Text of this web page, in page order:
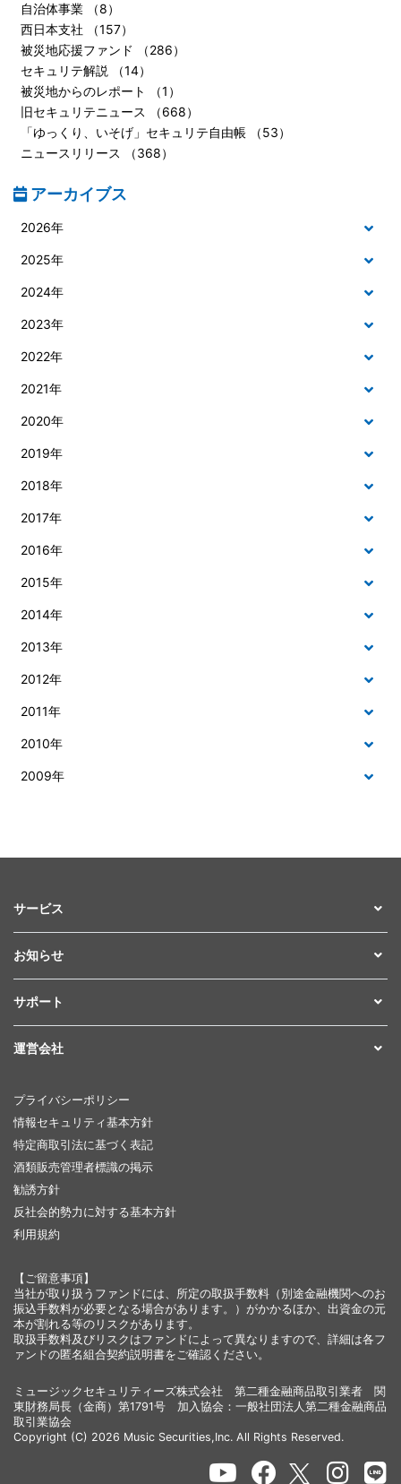
自治体事業 （8）
西日本支社 （157）
被災地応援ファンド （286）
セキュリテ解説 （14）
被災地からのレポート （1）
旧セキュリテニュース （668）
「ゆっくり、いそげ」セキュリテ自由帳 （53）
ニュースリリース （368）
アーカイブス
2026年
2025年
2024年
2023年
2022年
2021年
2020年
2019年
2018年
2017年
2016年
2015年
2014年
2013年
2012年
2011年
2010年
2009年
サービス
お知らせ
サポート
運営会社
プライバシーポリシー
情報セキュリティ基本方針
特定商取引法に基づく表記
酒類販売管理者標識の掲示
勧誘方針
反社会的勢力に対する基本方針
利用規約
【ご留意事項】
当社が取り扱うファンドには、所定の取扱手数料（別途金融機関へのお
振込手数料が必要となる場合があります。）がかかるほか、出資金の元
本が割れる等のリスクがあります。
取扱手数料及びリスクはファンドによって異なりますので、詳細は各フ
ァンドの匿名組合契約説明書をご確認ください。
ミュージックセキュリティーズ株式会社 第二種金融商品取引業者 関
東財務局長（金商）第1791号 加入協会：一般社団法人第二種金融商品
取引業協会
Copyright (C) 2026 Music Securities,Inc. All Rights Reserved.